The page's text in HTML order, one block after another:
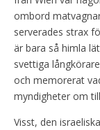
ombord
serverades strax
är bara så himla
svettiga
och memorerat
myndigheter om
Visst, den